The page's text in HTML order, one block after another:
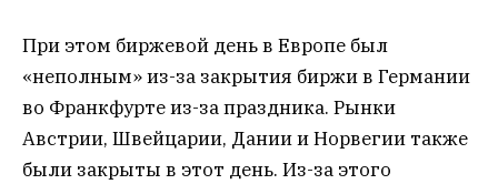
При этом биржевой день в Европе был
«неполным» из-за закрытия биржи в Германии
во Франкфурте из-за праздника. Рынки
Австрии, Швейцарии, Дании и Норвегии также
были закрыты в этот день. Из-за этого